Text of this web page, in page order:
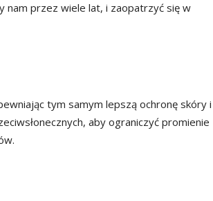
nam przez wiele lat, i zaopatrzyć się w
tym samym lepszą ochronę skóry i
aby ograniczyć promienie